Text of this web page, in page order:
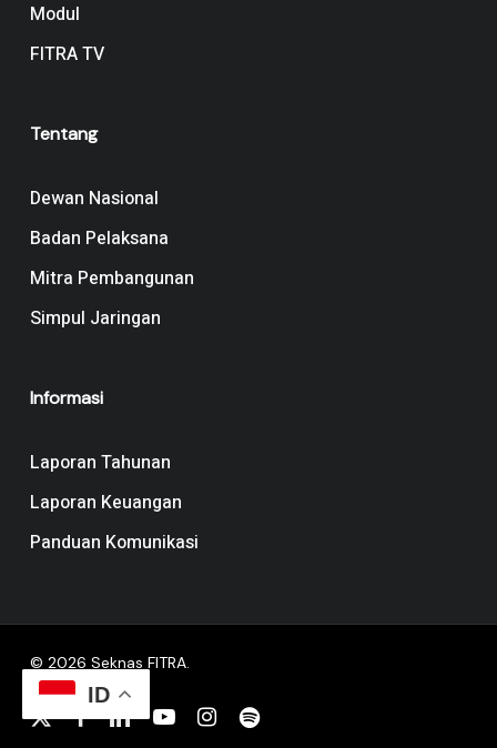
Modul
FITRA TV
Tentang
Dewan Nasional
Badan Pelaksana
Mitra Pembangunan
Simpul Jaringan
Informasi
Laporan Tahunan
Laporan Keuangan
Panduan Komunikasi
© 2026 Seknas FITRA.
linkedinyoutubeinstagramspotify
ID